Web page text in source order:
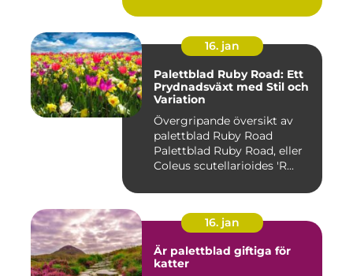
16. jan
Palettblad Ruby Road: Ett
Prydnadsväxt med Stil och
Variation
Övergripande översikt av
palettblad Ruby Road
Palettblad Ruby Road, eller
Coleus scutellarioides 'R...
16. jan
Är palettblad giftiga för
katter